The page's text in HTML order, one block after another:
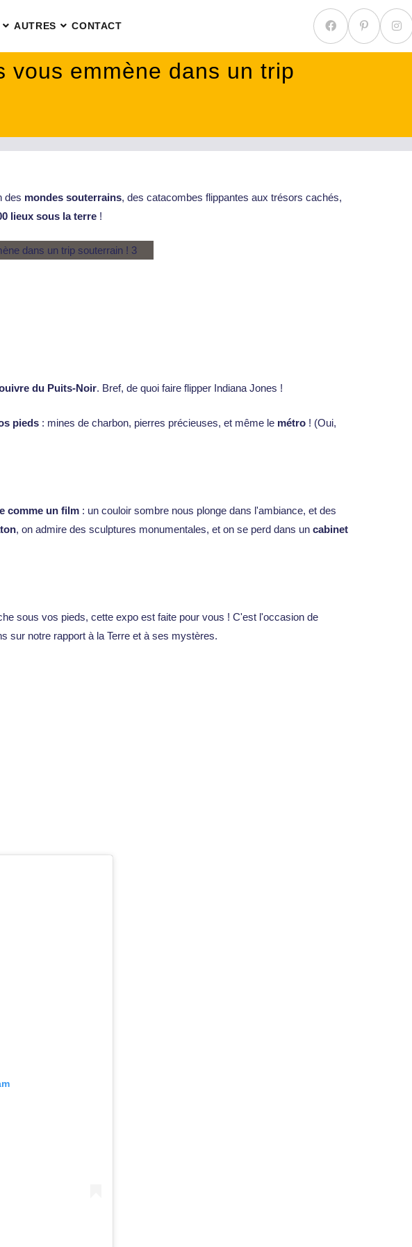
AUTRES CONTACT
emmène dans un trip
des mondes souterrains, des catacombes flippantes aux trésors cachés,
lieux sous la terre !
du Puits-Noir. Bref, de quoi faire flipper Indiana Jones !
pieds : mines de charbon, pierres précieuses, et même le métro ! (Oui,
comme un film : un couloir sombre nous plonge dans l'ambiance, et des
, on admire des sculptures monumentales, et on se perd dans un cabinet
sous vos pieds, cette expo est faite pour vous ! C'est l'occasion de
sur notre rapport à la Terre et à ses mystères.